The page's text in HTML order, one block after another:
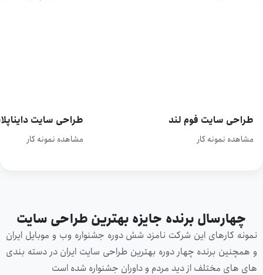
طراحی سایت فوم لند
مشاهده نمونه کار
طراحی سایت
مشاهده نمونه کار
چهارسال برنده جایزه بهترین طراحی سایت
نمونه کارهای این شرکت نامزد شش دوره جشنواره وب و موبایل ایران
و همچنین برنده چهار دوره بهترین طراحی سایت ایران در دسته بندی
های های مختلف از دید مردم و داوران جشنواره شده است